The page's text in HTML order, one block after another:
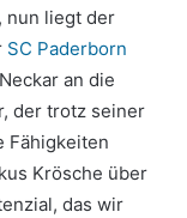
nun liegt der
SC Paderborn
an die
der trotz seiner
Fähigkeiten
Krösche über
das wir